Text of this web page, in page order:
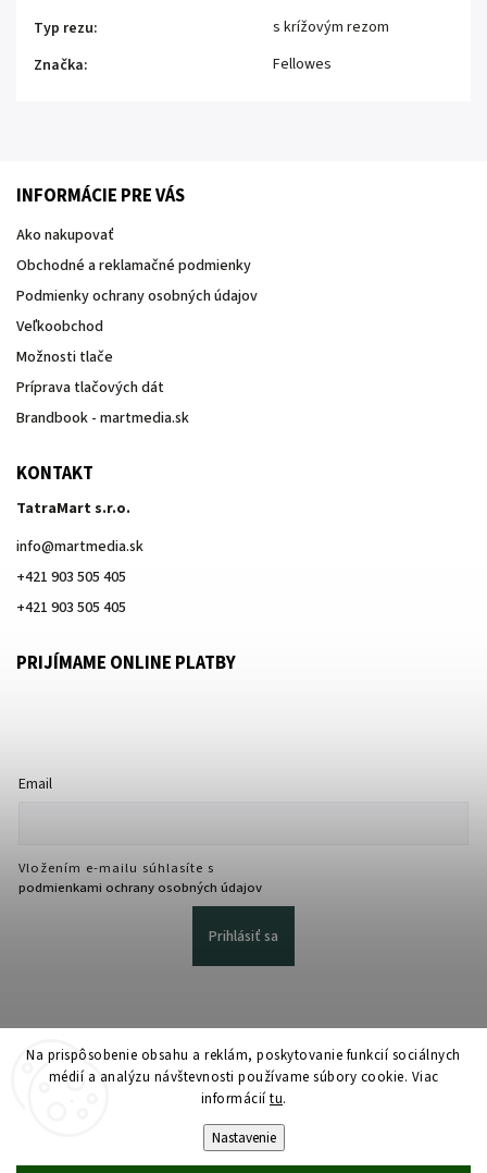
Na prispôsobenie obsahu a reklám, poskytovanie funkcií sociálnych
médií a analýzu návštevnosti používame súbory cookie. Viac
informáciítu.
Nastavenie
Typ rezu:
s krížovým rezom
Značka: Fellowes
INFORMÁCIE PRE VÁS
Ako nakupovať
Obchodné a reklamačné podmienky
Podmienky ochrany osobných údajov
Veľkoobchod
Možnosti tlače
Príprava tlačových dát
Brandbook - martmedia.sk
KONTAKT
TatraMart s.r.o.
info@martmedia.sk
+421 903 505 405
+421 903 505 405
PRIJÍMAME ONLINE PLATBY
Email
Vložením e-mailu súhlasíte s
podmienkami ochrany osobných údajov
Prihlásiť sa
Upraviť nastavenie cookies